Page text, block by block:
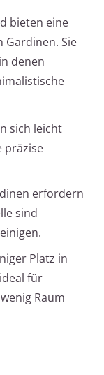
bieten eine
Sie
denen
sich leicht
präzise
erfordern
sind
Platz in
für
Raum